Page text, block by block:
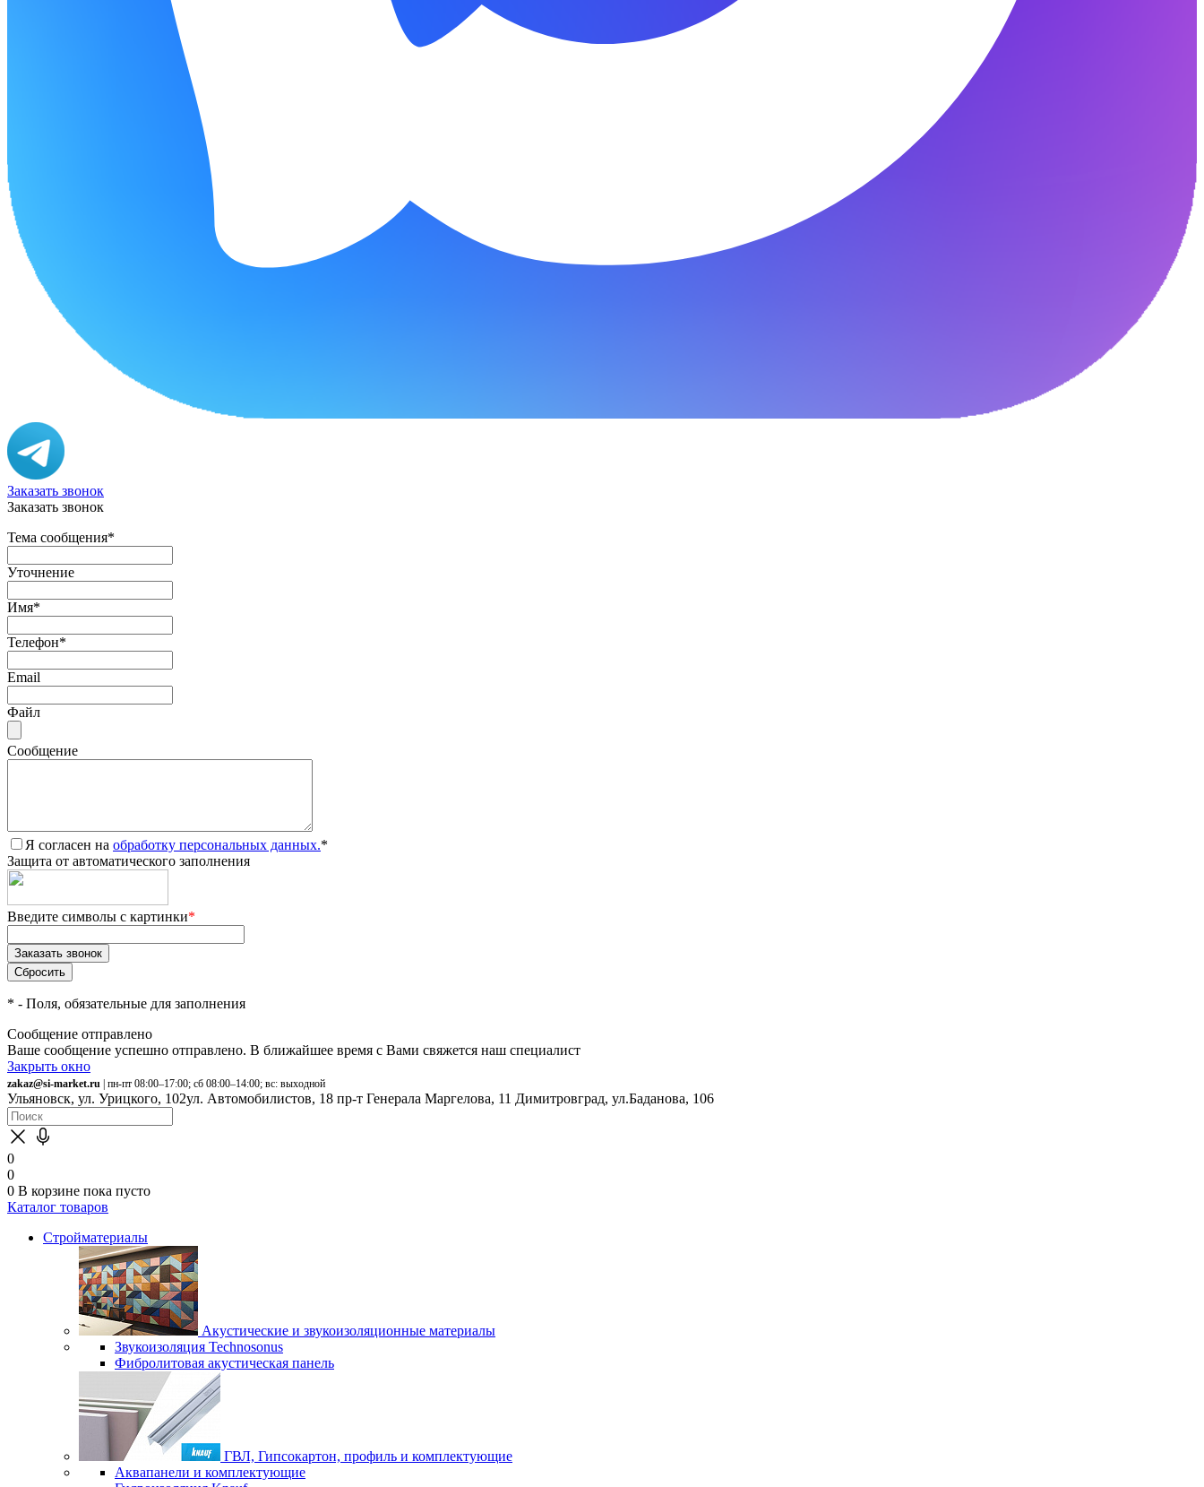
Заказать звонок
Заказать звонок
Тема сообщения*
Уточнение
Имя*
Телефон*
Email
Файл
Сообщение
Я согласен на обработку персональных данных.*
Защита от автоматического заполнения
Введите символы с картинки*
* - Поля, обязательные для заполнения
Сообщение отправлено
Ваше сообщение успешно отправлено. В ближайшее время с Вами свяжется наш специалист
Закрыть окно
zakaz@si-market.ru | пн-пт 08:00–17:00; сб 08:00–14:00; вс: выходной
Ульяновск, ул. Урицкого, 102ул. Автомобилистов, 18 пр-т Генерала Маргелова, 11 Димитровград, ул.Баданова, 106
0
0
0 В корзине пока пусто
Каталог товаров
Стройматериалы
Акустические и звукоизоляционные материалы
Звукоизоляция Technosonus
Фибролитовая акустическая панель
ГВЛ, Гипсокартон, профиль и комплектующие
Аквапанели и комплектующие